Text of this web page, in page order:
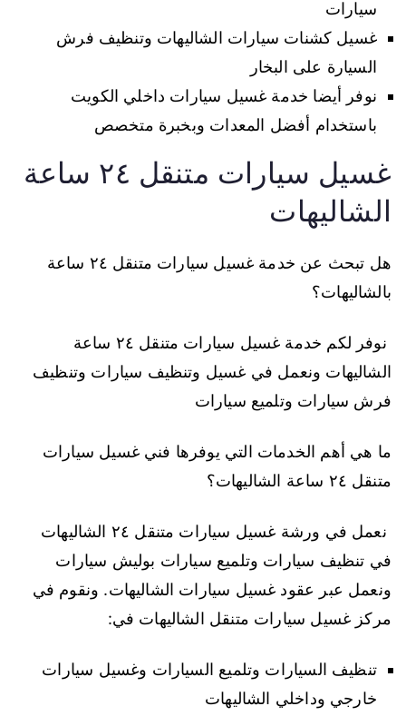
سيارات
غسيل كشنات سيارات الشاليهات وتنظيف فرش
السيارة على البخار
نوفر أيضا خدمة غسيل سيارات داخلي الكويت
باستخدام أفضل المعدات وبخبرة متخصص
غسيل سيارات متنقل ٢٤ ساعة
الشاليهات
هل تبحث عن خدمة غسيل سيارات متنقل ٢٤ ساعة
بالشاليهات؟
نوفر لكم خدمة غسيل سيارات متنقل ٢٤ ساعة
الشاليهات ونعمل في غسيل وتنظيف سيارات وتنظيف
فرش سيارات وتلميع سيارات
ما هي أهم الخدمات التي يوفرها فني غسيل سيارات
متنقل ٢٤ ساعة الشاليهات؟
نعمل في ورشة غسيل سيارات متنقل ٢٤ الشاليهات
في تنظيف سيارات وتلميع سيارات بوليش سيارات
ونعمل عبر عقود غسيل سيارات الشاليهات. ونقوم في
مركز غسيل سيارات متنقل الشاليهات في:
تنظيف السيارات وتلميع السيارات وغسيل سيارات
خارجي وداخلي الشاليهات